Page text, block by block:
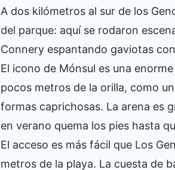
A dos kilómetros al sur de los
del parque: aquí se rodaron
Connery espantando gaviotas
El icono de Mónsul es una
pocos metros de la orilla, como
formas caprichosas. La arena es
en verano quema los pies hasta
El acceso es más fácil que Los
metros de la playa. La cuesta de